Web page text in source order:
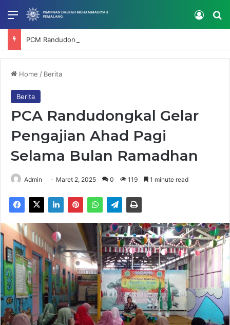
Menu Log In
Home / Berita
Berita
PCA Randudongkal Gelar
Pengajian Ahad Pagi
Selama Bulan Ramadhan
Admin Maret 2, 2025 0 119 1 minute read